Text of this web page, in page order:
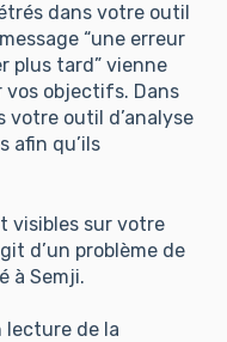
dans votre outil
“une erreur
plus tard” vienne
vos objectifs. Dans
votre outil d’analyse
afin qu’ils
visibles sur votre
d’un problème de
à Semji.
lecture de la